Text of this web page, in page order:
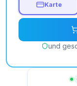
Karte
und